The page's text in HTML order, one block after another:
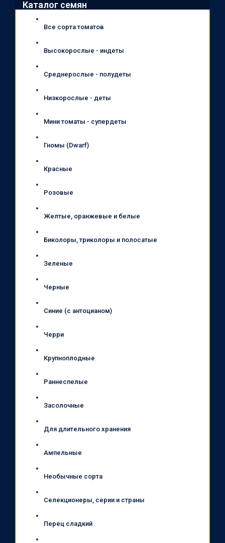
Каталог семян
Все сорта томатов
Высокорослые - индеты
Среднерослые - полудеты
Низкорослые - деты
Мини томаты - супердеты
Гномы (Dwarf)
Красные
Розовые
Желтые, оранжевые и белые
Биколоры, триколоры и полосатые
Зеленые
Черные
Синие (с антоцианом)
Черри
Крупноплодные
Раннеспелые
Засолочные
Для длительного хранения
Ампельные
Необычные сорта
Селекционеры, серии и страны
Перец сладкий